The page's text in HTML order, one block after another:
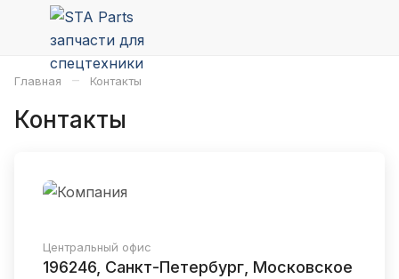
Главная – Контакты
Контакты
Центральный офис
196246, Санкт-Петербург, Московское